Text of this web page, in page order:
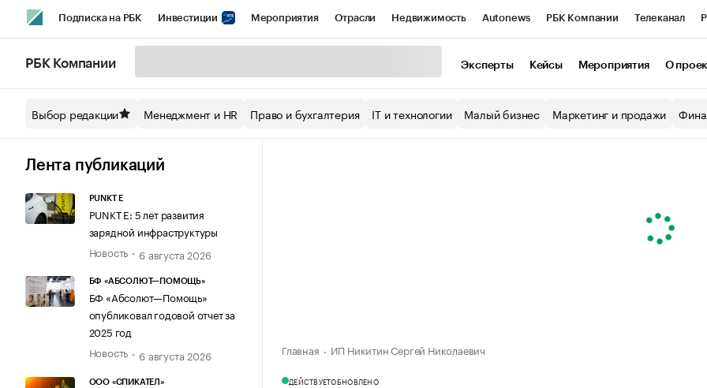
Подписка на РБК Инвестиции Мероприятия Отрасли Недвижимость Autonews РБК Компании Телеканал
Спецпроекты СПб Конференции СПб Спецпроекты Экономика Бизнес
Технологии и медиа
РБК Компании Эксперты Кейсы Мероприятия О
Выбор редакции Менеджмент и HR Право и бухгалтерия IT и технологии Малый бизнес Маркетинг и продажи
Лента публикаций
PUNKT E
PUNKT E: 5 лет развития
зарядной инфраструктуры
Новость
6 августа 2026
БФ «АБСОЛЮТ—ПОМОЩЬ»
БФ «Абсолют—Помощь»
опубликовал годовой отчет за
2025 год
Новость
6 августа 2026
ООО «СПИКАТЕЛ»
Главная ИП Никитин Сергей Николаевич
ДЕЙСТВУЕТОБНОВЛЕНО